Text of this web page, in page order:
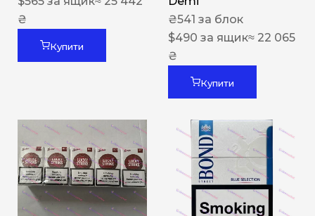
₴
Купити
₴541 за блок
$490 за ящик≈ 22 065
₴
Купити